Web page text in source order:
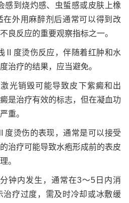
感到烧灼感、虫蜇感或皮肤上橡
在外用麻醉剂后通常可以得到改
良反应的重要观察指标之一。
Ⅱ度烫伤反应，伴随着红肿和水
治疗的结果，应当避免。
光销毁可能导致皮下紫癜和出
是治疗有效的标志，但在凝血功
重。
烫伤的表现，通常是可以接受
治疗可能导致水疱形成前的表皮
。
钟内发生，通常在3～5日内消
治疗过度，需及时冷却或冰敷缓